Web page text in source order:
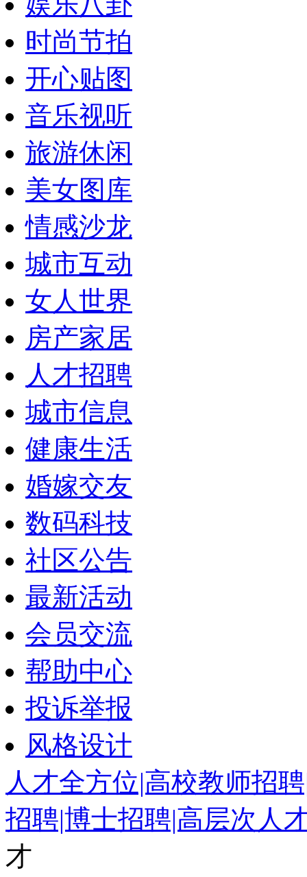
时尚节拍
开心贴图
音乐视听
旅游休闲
美女图库
情感沙龙
城市互动
女人世界
房产家居
人才招聘
城市信息
健康生活
婚嫁交友
数码科技
社区公告
最新活动
会员交流
帮助中心
投诉举报
风格设计
人才全方位|高校教师招
招聘|博士招聘|高层次人
才